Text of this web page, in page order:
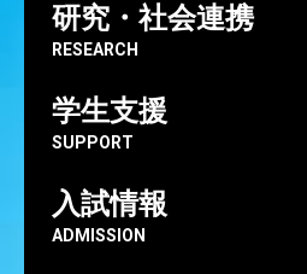
研究・社会連携
RESEARCH
学生支援
SUPPORT
入試情報
ADMISSION